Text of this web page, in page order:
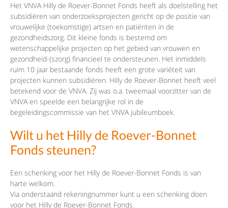
Het VNVA Hilly de Roever-Bonnet Fonds heeft als doelstelling het
subsidiëren van onderzoeksprojecten gericht op de positie van
vrouwelijke (toekomstige) artsen en patiënten in de
gezondheidszorg. Dit kleine fonds is bestemd om
wetenschappelijke projecten op het gebied van vrouwen en
gezondheid-(szorg) financieel te ondersteunen. Het inmiddels
ruim 10 jaar bestaande fonds heeft een grote variëteit van
projecten kunnen subsidiëren. Hilly de Roever-Bonnet heeft veel
betekend voor de VNVA. Zij was o.a. tweemaal voorzitter van de
VNVA en speelde een belangrijke rol in de
begeleidingscommissie van het VNVA jubileumboek.
Wilt u het Hilly de Roever-Bonnet
Fonds steunen?
Een schenking voor het Hilly de Roever-Bonnet Fonds is van
harte welkom.
Via onderstaand rekeningnummer kunt u een schenking doen
voor het Hilly de Roever-Bonnet Fonds.